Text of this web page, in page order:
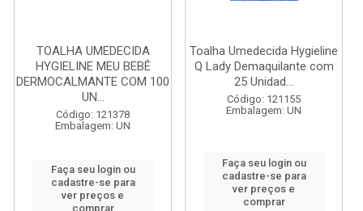
TOALHA UMEDECIDA
HYGIELINE MEU BEBÊ
DERMOCALMANTE COM 100
UN...
Código: 121378
Embalagem: UN
Faça seu login ou
cadastre-se para
ver preços e
comprar
Toalha Umedecida Hygieline
Q Lady Demaquilante com
25 Unidad...
Código: 121155
Embalagem: UN
Faça seu login ou
cadastre-se para
ver preços e
comprar